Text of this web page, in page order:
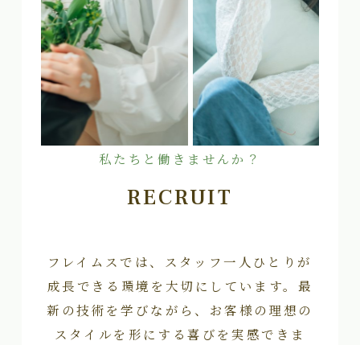
私たちと働きませんか？
RECRUIT
フレイムスでは、スタッフ一人ひとりが
成長できる環境を大切にしています。最
新の技術を学びながら、お客様の理想の
スタイルを形にする喜びを実感できま